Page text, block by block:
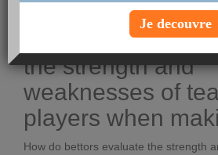
How do bettors
the strength and
weaknesses of
players when
How do bettors evaluate the strength
Je decouvre